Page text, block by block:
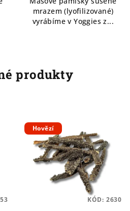
mrazem (lyofilizované)
vyrábíme v Yoggies z...
produkty
Hovězí
KÓD: 2630